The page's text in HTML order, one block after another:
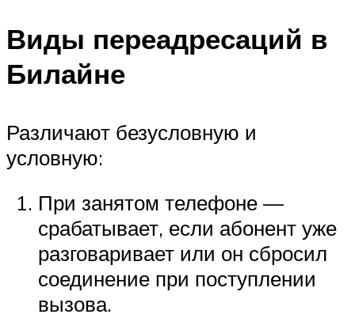
Виды переадресаций в
Билайне
Различают безусловную и
условную:
При занятом телефоне —
срабатывает, если абонент уже
разговаривает или он сбросил
соединение при поступлении
вызова.